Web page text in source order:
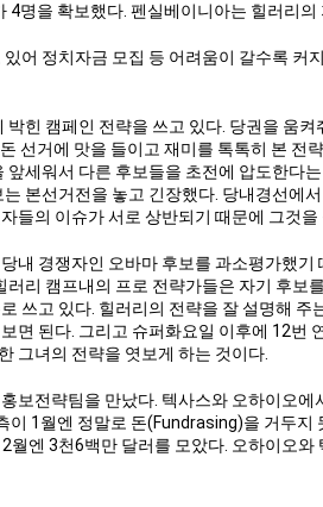
명을 확보했다. 펜실베이니아는 힐러리의
어 정치자금 모집 등 어려움이 갈수록 커
힌 캠페인 전략을 쓰고 있다. 당권을 움
선거에 맛을 들이고 재미를 톡톡히 본 전
세워서 다른 후보들을 초전에 압도한다
본선거전을 놓고 긴장했다. 당내경선에
들의 이슈가 서로 상반되기 때문에 그것을
내 경쟁자인 오바마 후보를 과소평가했기
리 캠프내의 프로 전략가들은 자기 후보
쓰고 있다. 힐러리의 전략을 잘 설명해 주
면 된다. 그리고 슈퍼화요일 이후에 12번
그녀의 전략을 엿보게 하는 것이다.
보전략팀을 만났다. 텍사스와 오하이오에
이 1월엔 정말로 돈(Fundrasing)을 거두지
월엔 3천6백만 달러를 모았다. 오하이오